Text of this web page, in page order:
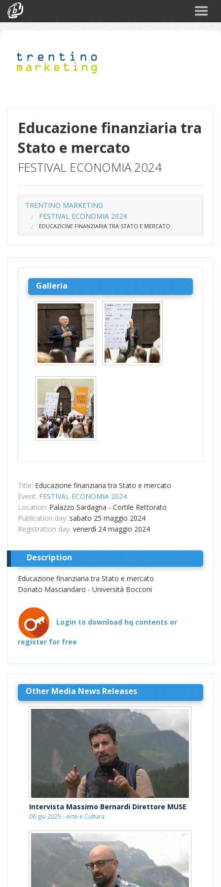
Eventi
Educazione finanziaria tra
Stato e mercato
FESTIVAL ECONOMIA 2024
TRENTINO MARKETING
FESTIVAL ECONOMIA 2024
EDUCAZIONE FINANZIARIA TRA STATO E MERCATO
Galleria
Title: Educazione finanziaria tra Stato e mercato
Event: FESTIVAL ECONOMIA 2024
Location: Palazzo Sardagna - Cortile Rettorato
Publication day: sabato 25 maggio 2024
Registration day: venerdì 24 maggio 2024
Description
Educazione finanziaria tra Stato e mercato
Donato Masciandaro - Università Bocconi
Login to download hq contents or
register for free
Other Media News Releases
Intervista Massimo Bernardi Direttore MUSE
06 giu 2025 - Arte e Cultura